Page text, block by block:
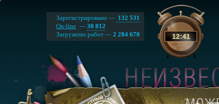
12:41
Зарегистрировано — 132 531
On-line — 30 812
Загружено работ — 2 284 670